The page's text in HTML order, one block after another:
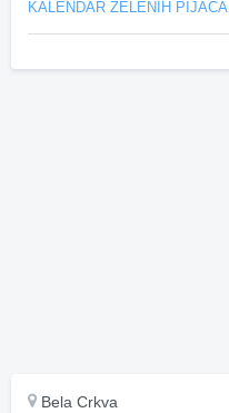
KALENDAR ZELENIH PIJACA
Bela Crkva